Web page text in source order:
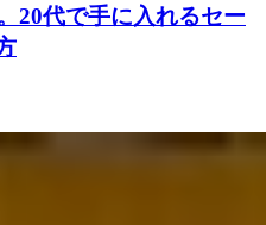
20代で手に入れるセー